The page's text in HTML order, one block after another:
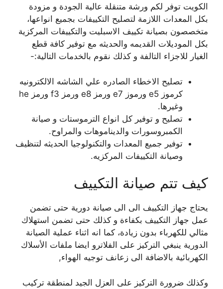
الكويت توفر لكم ورشة متنقلة عالية الجودة و مزودة
بكل المعدات اللازمة لتصليح التكييفات بجميع انواعها،
متخصصون بصيانة تكييف الاسبليت والتكييفات المركزية
بكل الموديلات القديمه والحديثه مع توفير كافة قطع
الغيار للاجزاء التالفة و كذلك نقوم بالخدمات التالية:-
تصليح الاخطاء الصادره علي الشاشه الالكترونيه
كرموز e5 ورموز e7 ورمز e8 ورمز f3 ورمز he
وغيرها.
تصليح و توفير كل انواع الترموستات و صيانة
الكمبروسورات والديناموهات والمراوح.
توفير جميع المعدات والتكنولوجيا الحديثه لتنظيف
وصيانة التكييفات المركزيه.
كيف تتم صيانة التكييف
يحتاج جهاز التكييف الى الى صيانة دورية حتى تضمن
عمل جهاز التكييف بكفاءة و كذلك حتى تضمن استهلاك
مثالي للكهرباء بدون زيادة، كما انه اثناء عملية الصيانة
الدورية ينبغي التركيز على الفلاترو ايضا ملفات الأسلاك
الكهربائية بالاضافة الى زعانف توجيه الهواء,
وكذلك ضرورة التركيز على العزل الجيد لمنطقة تركيب